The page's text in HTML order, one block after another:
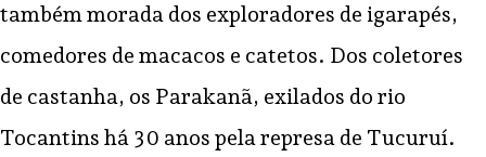
também morada dos exploradores de igarapés,
comedores de macacos e catetos. Dos coletores
de castanha, os Parakanã, exilados do rio
Tocantins há 30 anos pela represa de Tucuruí.